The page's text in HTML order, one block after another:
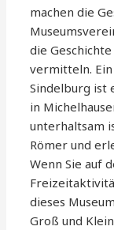
machen die
die
vermitteln. Ein
Sindelburg ist
in
unterhaltsam
Römer und
Wenn Sie auf
dieses
Groß und